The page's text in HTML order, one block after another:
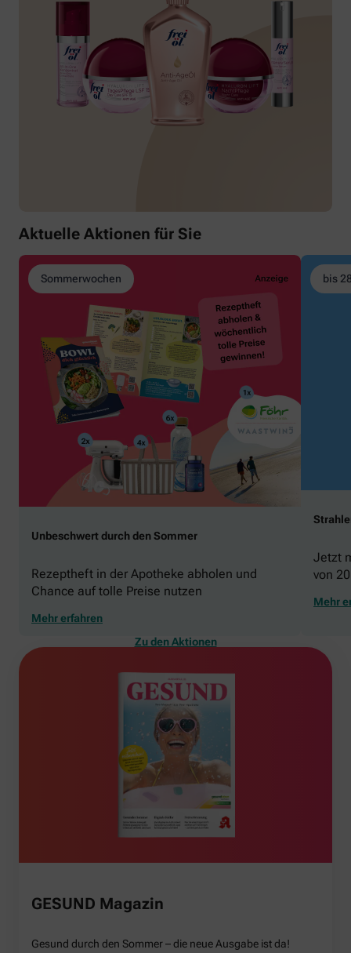
Aktuelle Aktionen für Sie
Sommerwochen
Unbeschwert durch den Sommer
Rezeptheft in der Apotheke abholen und
Chance auf tolle Preise nutzen
Mehr erfahren
bis
Jetzt
von
Mehr
Zu den Aktionen
GESUND Magazin
Gesund durch den Sommer – die neue Ausgabe ist da!